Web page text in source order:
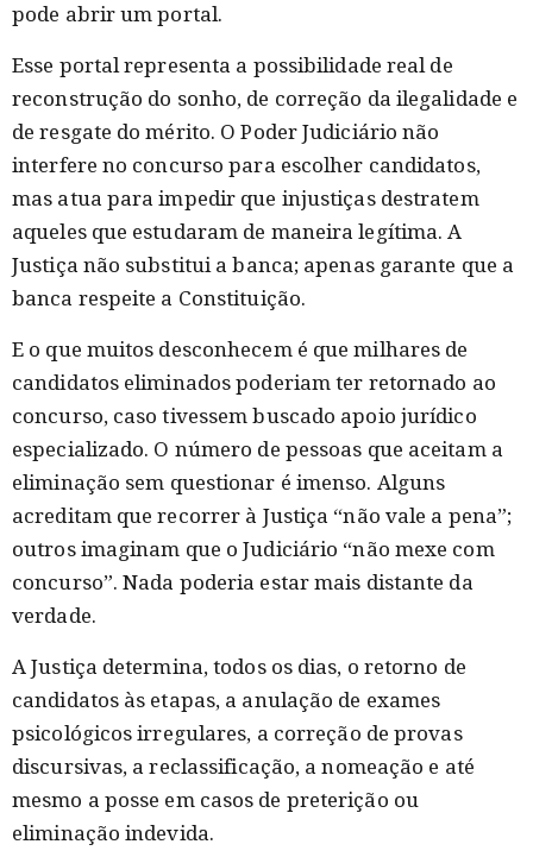
pode abrir um portal.
Esse portal representa a possibilidade real de
reconstrução do sonho, de correção da ilegalidade e
de resgate do mérito. O Poder Judiciário não
interfere no concurso para escolher candidatos,
mas atua para impedir que injustiças destratem
aqueles que estudaram de maneira legítima. A
Justiça não substitui a banca; apenas garante que a
banca respeite a Constituição.
E o que muitos desconhecem é que milhares de
candidatos eliminados poderiam ter retornado ao
concurso, caso tivessem buscado apoio jurídico
especializado. O número de pessoas que aceitam a
eliminação sem questionar é imenso. Alguns
acreditam que recorrer à Justiça “não vale a pena”;
outros imaginam que o Judiciário “não mexe com
concurso”. Nada poderia estar mais distante da
verdade.
A Justiça determina, todos os dias, o retorno de
candidatos às etapas, a anulação de exames
psicológicos irregulares, a correção de provas
discursivas, a reclassificação, a nomeação e até
mesmo a posse em casos de preterição ou
eliminação indevida.